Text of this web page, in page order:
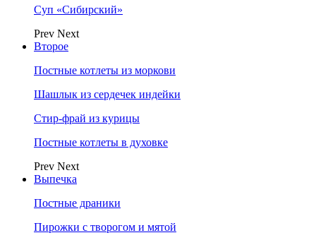
Суп «Сибирский»
Prev Next
Второе
Постные котлеты из моркови
Шашлык из сердечек индейки
Стир-фрай из курицы
Постные котлеты в духовке
Prev Next
Выпечка
Постные драники
Пирожки с творогом и мятой